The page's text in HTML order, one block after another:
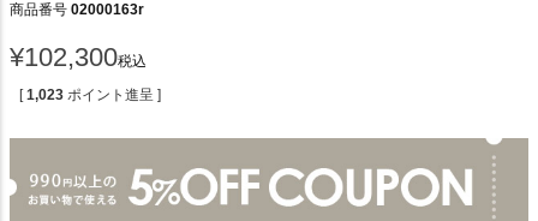
商品番号 02000163r
¥102,300税込
[ 1,023 ポイント進呈 ]